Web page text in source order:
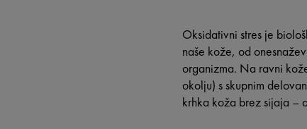
Oksidativni stres je
naše kože, od
organizma. Na ravni
okolju) s skupnim
krhka koža brez sijaja –